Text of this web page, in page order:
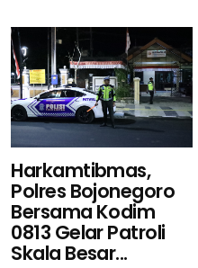
Harkamtibmas,
Polres Bojonegoro
Bersama Kodim
0813 Gelar Patroli
Skala Besar...